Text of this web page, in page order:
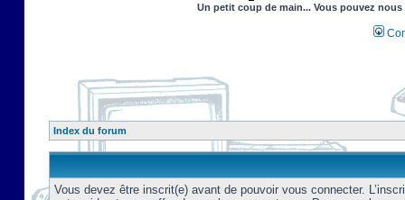
Un petit coup de main... Vous pouvez
Index du forum
Vous devez être inscrit(e) avant de pouvoir vous connecter.